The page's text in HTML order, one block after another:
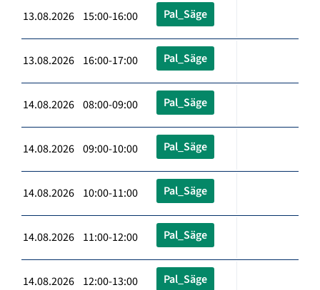
13.08.2026 15:00-16:00 Pal_Säge
13.08.2026 16:00-17:00 Pal_Säge
14.08.2026 08:00-09:00 Pal_Säge
14.08.2026 09:00-10:00 Pal_Säge
14.08.2026 10:00-11:00 Pal_Säge
14.08.2026 11:00-12:00 Pal_Säge
14.08.2026 12:00-13:00 Pal_Säge